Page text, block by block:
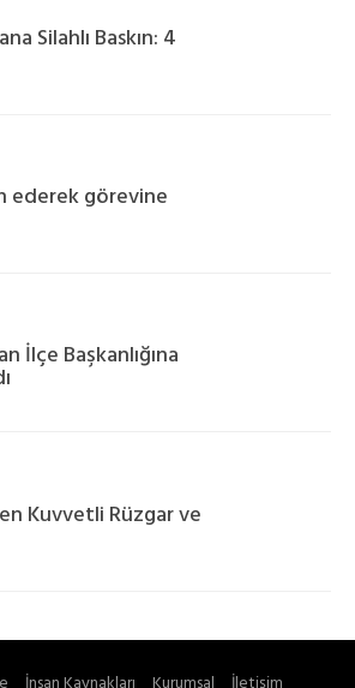
Silahlı Baskın: 4
ederek görevine
İlçe Başkanlığına
Kuvvetli Rüzgar ve